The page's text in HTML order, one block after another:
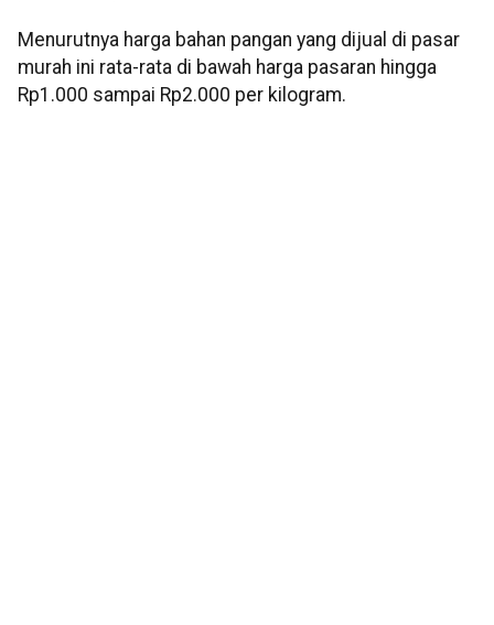
Menurutnya harga bahan pangan yang dijual di pasar
murah ini rata-rata di bawah harga pasaran hingga
Rp1.000 sampai Rp2.000 per kilogram.